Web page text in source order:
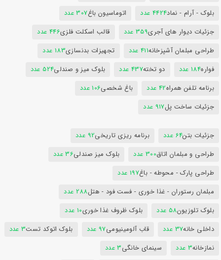
بلوک - آرام - نماد4424 عدد اتوماسیون باغ307 عدد
جزئیات دیوار های آجری359 عدد قالب اسکلت فلزی446 عدد
طراحی مبلمان آشپزخانه411 عدد تجهیزات بدنسازی183 عدد
فواره184 عدد دو تخته437 عدد بلوک میز و صندلی524 عدد
برنامه تلفن همراه42 عدد باغ شخصی106 عدد
جزئیات ساخت پل917 عدد
جزئیات بتن64 عدد برنامه ریزی تاریخی92 عدد
طراحی و مبلمان اتاق300 عدد بلوک میز صندلی36 عدد
طراحی پارک - محوطه - باغ197 عدد
مبلمان رستوران - غذا خوری - فست فود - هتل288 عدد
بلوک تلوزیون58 عدد بلوک ظروف غذا خوری10 عدد
داخلی خانه37 عدد قاب آلومینیومی97 عدد بلوک اتوکد تست3 عدد
نمازخانه3 عدد سینمای خانگی3 عدد